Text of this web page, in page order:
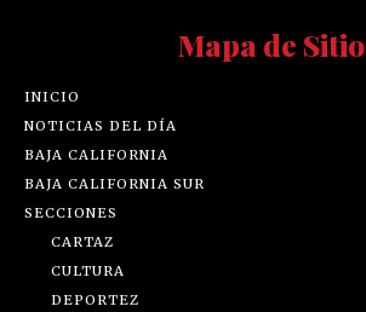
Mapa de Sitio
INICIO
NOTICIAS DEL DÍA
BAJA CALIFORNIA
BAJA CALIFORNIA SUR
SECCIONES
CARTAZ
CULTURA
DEPORTEZ